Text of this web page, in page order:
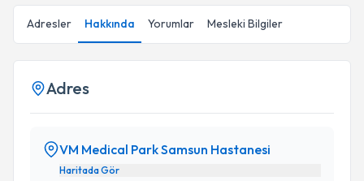
Adresler Hakkında Yorumlar Mesleki Bilgiler
Adres
VM Medical Park Samsun Hastanesi
Haritada Gör